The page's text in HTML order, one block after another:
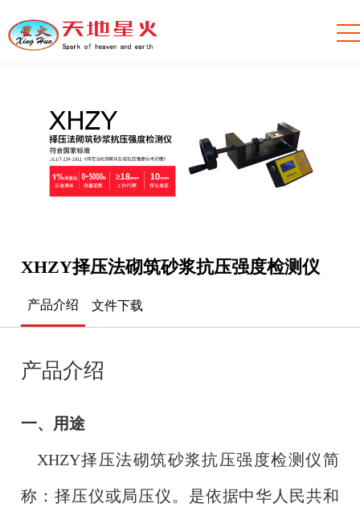
XHZY择压法砌筑砂浆抗压强度检测仪
产品介绍 文件下载
产品介绍
一、 用途
XHZY择压法砌筑砂浆抗压强度检测仪简
称：择压仪或局压仪。 是依据中华人民共和